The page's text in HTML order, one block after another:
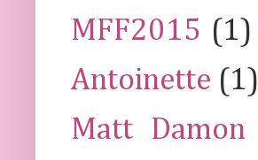
MFF2015 (1)
Antoinette (1)
Matt Damon